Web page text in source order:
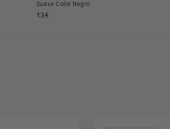
Suave Color Negro
13€